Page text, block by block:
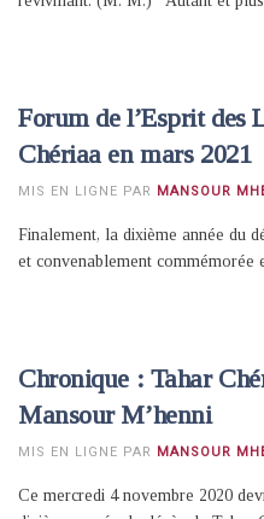
Forum de l’Esprit des
Chériaa en mars 2021
MIS EN LIGNE PAR MANSOUR
Finalement, la dixième année du
et convenablement commémorée
Chronique : Tahar
Mansour M’henni
MIS EN LIGNE PAR MANSOUR
Ce mercredi 4 novembre 2020